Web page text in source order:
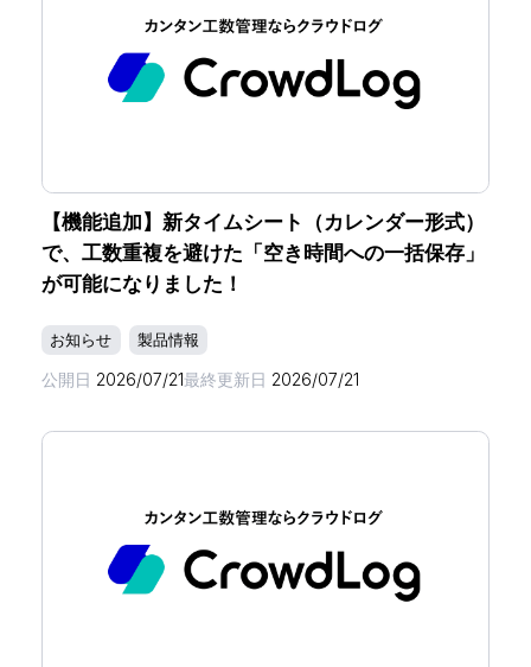
【機能追加】新タイムシート（カレンダー形式）
で、工数重複を避けた「空き時間への一括保存」
が可能になりました！
お知らせ 製品情報
公開日 2026/07/21最終更新日 2026/07/21